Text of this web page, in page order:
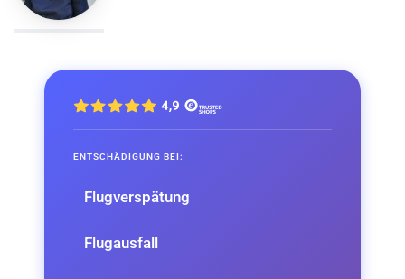
ENTSCHÄDIGUNG BEI:
Flugverspätung
Flugausfall